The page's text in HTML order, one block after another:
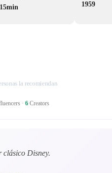
1959
la recomiendan
· 6 Creators
clásico Disney.